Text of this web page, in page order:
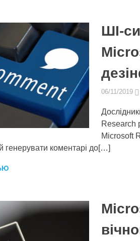
ШІ-
06/11/2019
Research
Microsoft
генерувати коментарі до[…]